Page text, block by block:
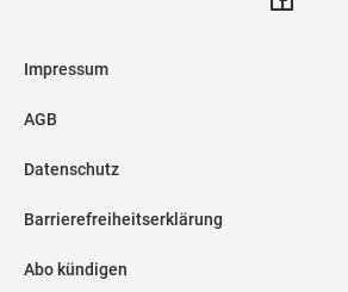
Impressum
AGB
Datenschutz
Barrierefreiheitserklärung
Abo kündigen